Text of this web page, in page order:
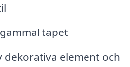
tapet
dekorativa element och